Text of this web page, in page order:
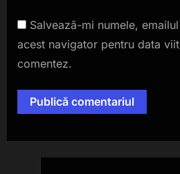
Salvează-mi numele,
acest navigator pentru data
comentez.